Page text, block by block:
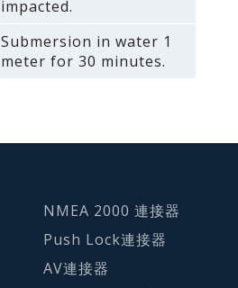
impacted.
Submersion in water 1
meter for 30 minutes.
NMEA 2000 連接器
Push Lock連接器
AV連接器